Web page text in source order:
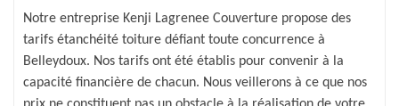
Notre entreprise Kenji Lagrenee Couverture propose des
tarifs étanchéité toiture défiant toute concurrence à
Belleydoux. Nos tarifs ont été établis pour convenir à la
capacité financière de chacun. Nous veillerons à ce que nos